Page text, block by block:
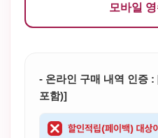
모바일
- 온라인 구매 내역 인증
포함)]